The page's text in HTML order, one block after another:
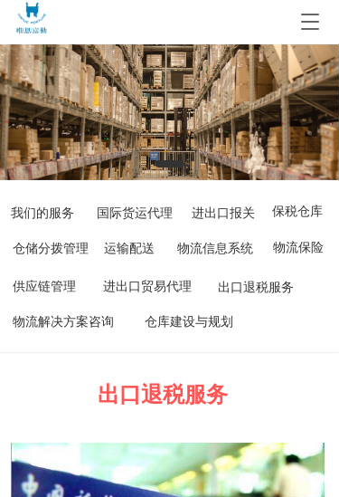
T
o
g
g
l
e
n
a
v
i
g
a
t
i
我们的服务 国际货运代理 进出口报关 保税仓库
仓储分拨管理 运输配送 物流信息系统 物流保险
供应链管理 进出口贸易代理 出口退税服务
仓库建设与规划
物流解决方案咨询
出口退税服务